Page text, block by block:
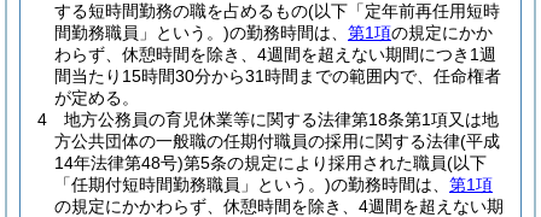
する短時間勤務の職を占めるもの(以下「定年前再任用短時
間勤務職員」という。)の勤務時間は、 第1項の規定にかか
わらず、休憩時間を除き、4週間を超えない期間につき1週
間当たり15時間30分から31時間までの範囲内で、任命権者
が定める。
4
地方公務員の育児休業等に関する法律第18条第1項又は地
方公共団体の一般職の任期付職員の採用に関する法律(平成
14年法律第48号)第5条の規定により採用された職員(以下
「任期付短時間勤務職員」という。)の勤務時間は、 第1項
の規定にかかわらず、休憩時間を除き、4週間を超えない期